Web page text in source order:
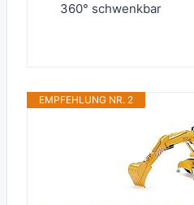
360° schwenkbar
EMPFEHLUNG NR. 2